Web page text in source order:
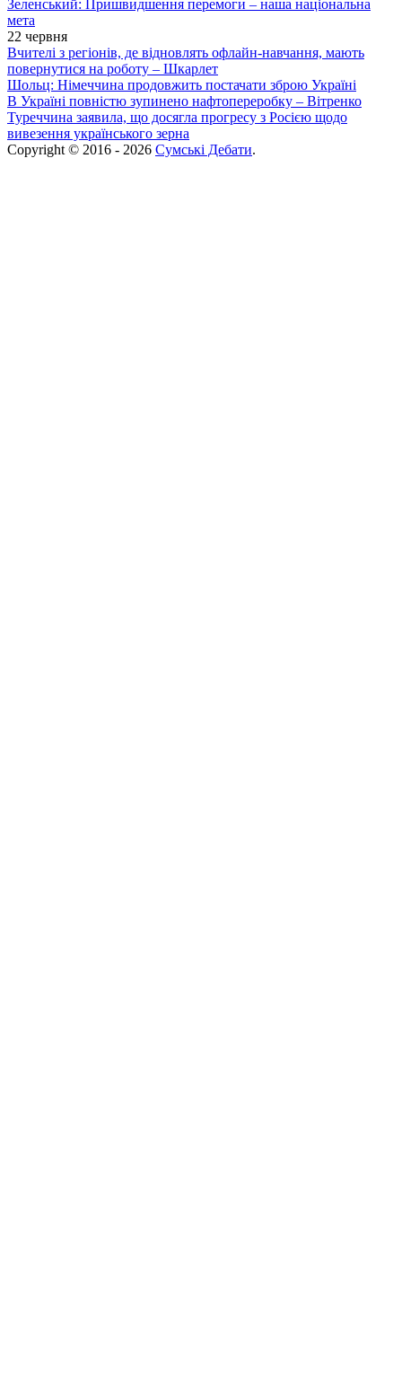
Зеленський: Пришвидшення перемоги – наша національна
мета
22 червня
Вчителі з регіонів, де відновлять офлайн-навчання, мають
повернутися на роботу – Шкарлет
Шольц: Німеччина продовжить постачати зброю Україні
В Україні повністю зупинено нафтопереробку – Вітренко
Туреччина заявила, що досягла прогресу з Росією щодо
вивезення українського зерна
Copyright © 2016 - 2026 Сумські Дебати.